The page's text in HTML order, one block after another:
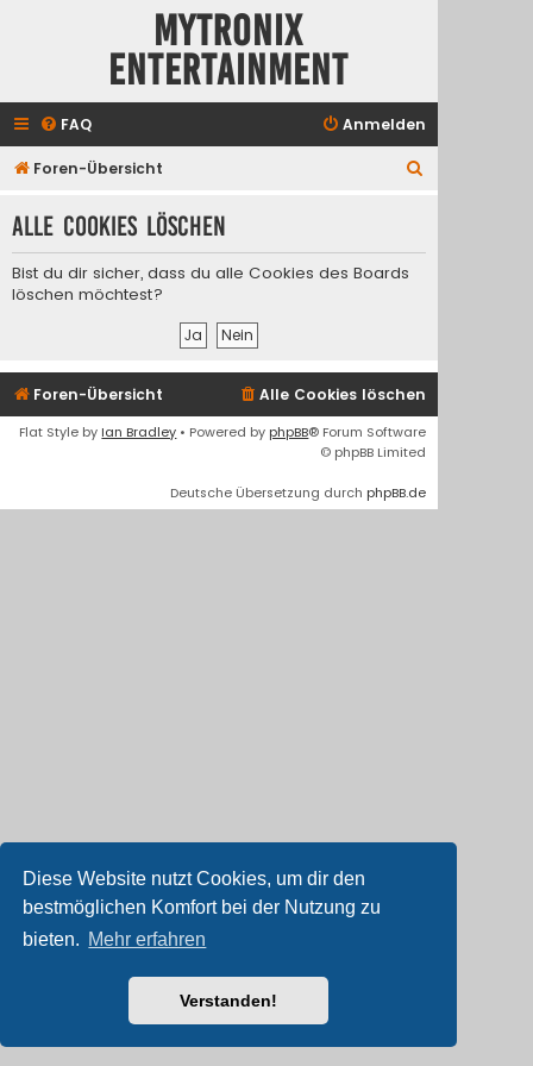
Diese Website nutzt Cookies, um dir den
bestmöglichen Komfort bei der Nutzung zu
bieten. Mehr erfahren
Verstanden!
Mytronix
Entertainment
FAQ Anmelden
Foren-Übersicht
h
Alle Cookies löschen
Bist du dir sicher, dass du alle Cookies des Boards
löschen möchtest?
Foren-Übersicht Alle Cookies löschen
Flat Style by Ian Bradley • Powered by phpBB® Forum Software
© phpBB Limited
Deutsche Übersetzung durch phpBB.de